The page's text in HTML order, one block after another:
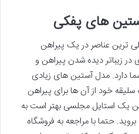
های پفکی
ترین عناصر در یک پیراهن
زیباتر دیده شدن پیراهن و
دارد. مدل آستین های زیادی
خود از آن ها برای پیراهن
یک استایل مجلسی بهتر است به
حتما با مراجعه به فروشگاه